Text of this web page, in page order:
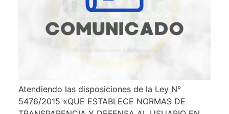
Atendiendo las disposiciones de la Ley N°
5476/2015 «QUE ESTABLECE NORMAS DE